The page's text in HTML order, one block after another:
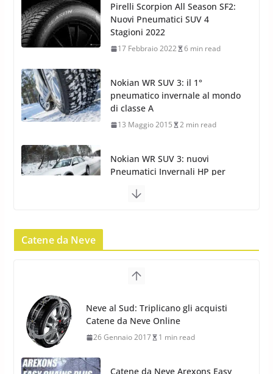
Nokian WR SUV 3: il 1°
pneumatico invernale al mondo
di classe A
13 Maggio 2015 2 min read
Nokian WR SUV 3: nuovi
Pneumatici Invernali HP per
condizioni invernali difficili
23 Aprile 2013 9 min read
Yokohama Geolandar G073: nuovi pneumatici
invernali SUV
2 min read
17 Febbraio 2022 6 min read
Stagioni 2022
17 Febbraio 2022
Catene da Neve
Catene da Neve Arexons Easy
Chains Plus
10 Novembre 2014 1 min read
Catene da Neve Thule Easy-fit CU-9: